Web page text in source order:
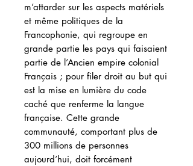
m’attarder sur les aspects matériels
et même politiques de la
Francophonie, qui regroupe en
grande partie les pays qui faisaient
partie de l’Ancien empire colonial
Français ; pour filer droit au but qui
est la mise en lumière du code
caché que renferme la langue
française. Cette grande
communauté, comportant plus de
300 millions de personnes
aujourd’hui, doit forcément